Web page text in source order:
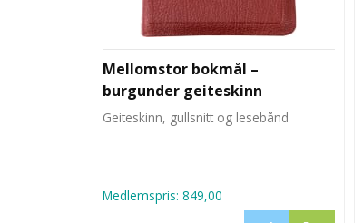
Mellomstor bokmål –
burgunder geiteskinn
Geiteskinn, gullsnitt og lesebånd
Medlemspris: 849,00